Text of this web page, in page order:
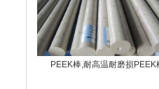
PEEK棒,耐高温耐磨损PEEK